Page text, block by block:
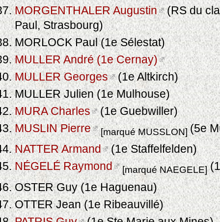
MORGENTHALER Augustin (RS du
Paul, Strasbourg)
MORLOCK Paul (1e Sélestat)
MULLER André (1e Cernay)
MULLER Georges (1e Altkirch)
MULLER Julien (1e Mulhouse)
MURA Charles (1e Guebwiller)
MUSLIN Pierre
[marqué MUSSLON](5e
NATTER Armand
(1e Staffelfelden)
NÉGELÉ Raymond
[marqué NAEGELE]
OSTER Guy (1e Haguenau)
OTTER Jean (1e Ribeauvillé)